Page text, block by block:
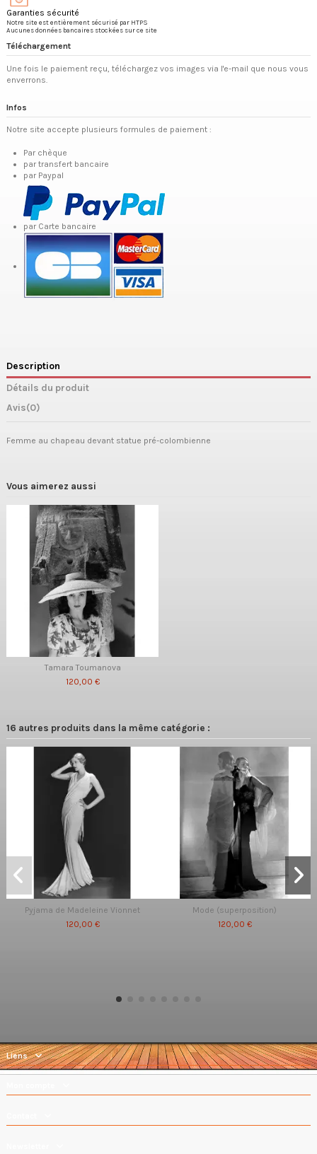
Garanties sécurité
Notre site est entièrement sécurisé par HTPS
Aucunes données bancaires stockées sur ce site
Téléchargement
Une fois le paiement reçu, téléchargez vos images via l'e-mail que nous vous
enverrons.
Infos
Notre site accepte plusieurs formules de paiement :
Par chèque
par transfert bancaire
par Paypal
par Carte bancaire
Description
Détails du produit
Avis(0)
Femme au chapeau devant statue pré-colombienne
Vous aimerez aussi
Tamara Toumanova
120,00 €
16 autres produits dans la même catégorie :
Pyjama de Madeleine Vionnet
120,00 €
Mode (superposition)
120,00 €
Liens